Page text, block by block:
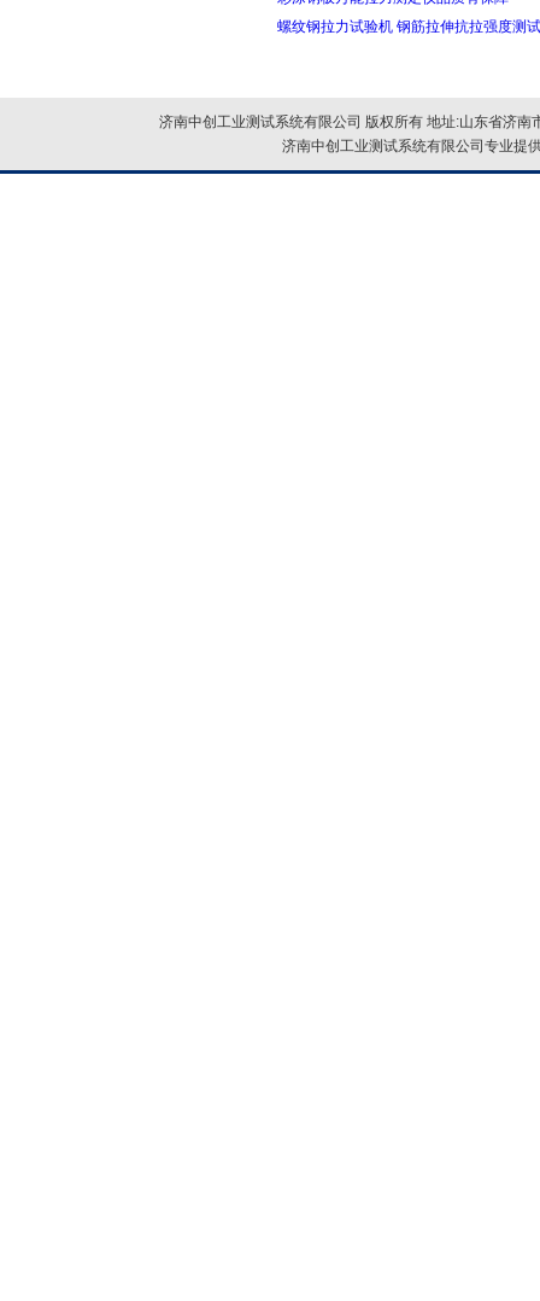
螺纹钢拉力试验机 钢筋拉伸抗拉强度测
济南中创工业测试系统有限公司 版权所有 地址:山东省济
济南中创工业测试系统有限公司专业提